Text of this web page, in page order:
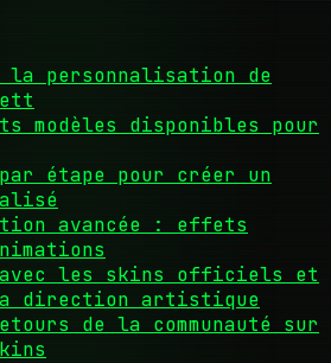
la personnalisation de
modèles disponibles pour
étape pour créer un
avancée : effets
avec les skins officiels et
direction artistique
de la communauté sur